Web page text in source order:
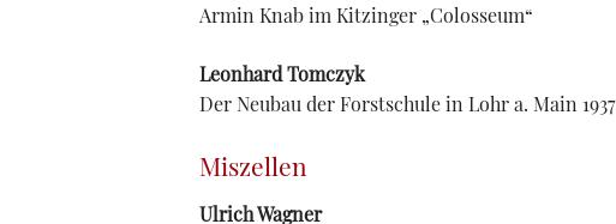
Armin Knab im Kitzinger „Colosseum“
Leonhard Tomczyk
Der Neubau der Forstschule in Lohr a. Main
Miszellen
Ulrich Wagner